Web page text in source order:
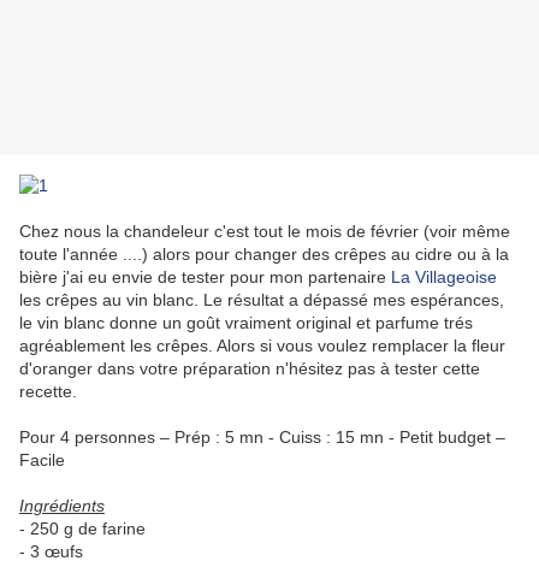
Chez nous la chandeleur c'est tout le mois de février (voir même
toute l'année ....) alors pour changer des crêpes au cidre ou à la
bière j'ai eu envie de tester pour mon partenaire La Villageoise
les crêpes au vin blanc. Le résultat a dépassé mes espérances,
le vin blanc donne un goût vraiment original et parfume trés
agréablement les crêpes. Alors si vous voulez remplacer la fleur
d'oranger dans votre préparation n'hésitez pas à tester cette
recette.
Pour 4 personnes – Prép : 5 mn - Cuiss : 15 mn - Petit budget –
Facile
Ingrédients
- 250 g de farine
- 3 œufs